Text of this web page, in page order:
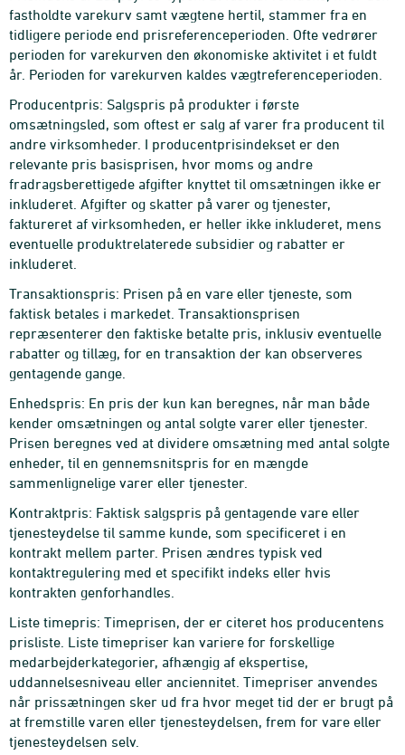
fastholdte varekurv samt vægtene hertil, stammer fra en
tidligere periode end prisreferenceperioden. Ofte vedrører
perioden for varekurven den økonomiske aktivitet i et fuldt
år. Perioden for varekurven kaldes vægtreferenceperioden.
Producentpris: Salgspris på produkter i første
omsætningsled, som oftest er salg af varer fra producent til
andre virksomheder. I producentprisindekset er den
relevante pris basisprisen, hvor moms og andre
fradragsberettigede afgifter knyttet til omsætningen ikke er
inkluderet. Afgifter og skatter på varer og tjenester,
faktureret af virksomheden, er heller ikke inkluderet, mens
eventuelle produktrelaterede subsidier og rabatter er
inkluderet.
Transaktionspris: Prisen på en vare eller tjeneste, som
faktisk betales i markedet. Transaktionsprisen
repræsenterer den faktiske betalte pris, inklusiv eventuelle
rabatter og tillæg, for en transaktion der kan observeres
gentagende gange.
Enhedspris: En pris der kun kan beregnes, når man både
kender omsætningen og antal solgte varer eller tjenester.
Prisen beregnes ved at dividere omsætning med antal solgte
enheder, til en gennemsnitspris for en mængde
sammenlignelige varer eller tjenester.
Kontraktpris: Faktisk salgspris på gentagende vare eller
tjenesteydelse til samme kunde, som specificeret i en
kontrakt mellem parter. Prisen ændres typisk ved
kontaktregulering med et specifikt indeks eller hvis
kontrakten genforhandles.
Liste timepris: Timeprisen, der er citeret hos producentens
prisliste. Liste timepriser kan variere for forskellige
medarbejderkategorier, afhængig af ekspertise,
uddannelsesniveau eller anciennitet. Timepriser anvendes
når prissætningen sker ud fra hvor meget tid der er brugt på
at fremstille varen eller tjenesteydelsen, frem for vare eller
tjenesteydelsen selv.